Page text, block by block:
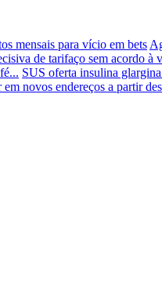
mensais para vício em bets
de tarifaço sem acordo à
SUS oferta insulina
novos endereços a partir